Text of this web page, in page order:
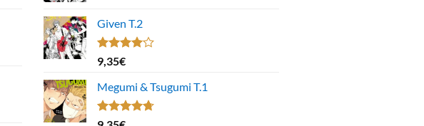
Given T.2
Note
4.00
5
9,35€
Megumi & Tsugumi T.1
Note4.67